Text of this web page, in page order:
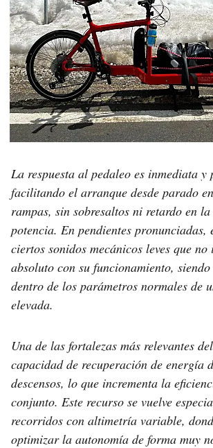
La respuesta al pedaleo es inmediata y
facilitando el arranque desde parado
rampas, sin sobresaltos ni retardo en la
potencia. En pendientes pronunciadas,
ciertos sonidos mecánicos leves que
absoluto con su funcionamiento,
dentro de los parámetros normales de
elevada.
Una de las fortalezas más relevantes
capacidad de recuperación de energía
descensos, lo que incrementa la
conjunto. Este recurso se vuelve
recorridos con altimetría variable,
optimizar la autonomía de forma muy